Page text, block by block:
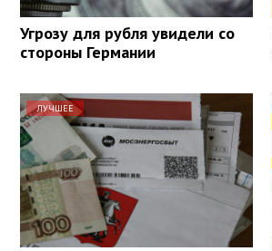
Угрозу для рубля увидели со
стороны Германии
ЛУЧШЕЕ